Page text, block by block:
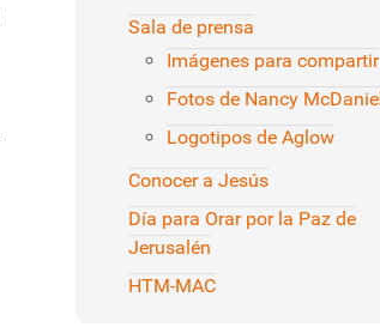
Sala de prensa
Imágenes para compartir
Fotos de Nancy McDaniel
Logotipos de Aglow
Conocer a Jesús
Día para Orar por la Paz de
Jerusalén
HTM-MAC